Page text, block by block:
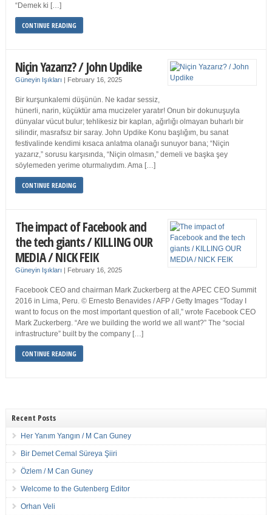
“Demek ki […]
CONTINUE READING
Niçin Yazarız? / John Updike
Güneyin Işıkları | February 16, 2025
Bir kurşunkalemi düşünün. Ne kadar sessiz,
hünerli, narin, küçüktür ama mucizeler yaratır! Onun bir dokunuşuyla
dünyalar vücut bulur; tehlikesiz bir kaplan, ağırlığı olmayan buharlı bir
silindir, masrafsız bir saray. John Updike Konu başlığım, bu sanat
festivalinde kendimi kısaca anlatma olanağı sunuyor bana; “Niçin
yazarız,” sorusu karşısında, “Niçin olmasın,” demeli ve başka şey
söylemeden yerime oturmalıydım. Ama […]
CONTINUE READING
The impact of Facebook and
the tech giants / KILLING OUR
MEDIA / NICK FEIK
Güneyin Işıkları | February 16, 2025
Facebook CEO and chairman Mark Zuckerberg at the APEC CEO Summit
2016 in Lima, Peru. © Ernesto Benavides / AFP / Getty Images “Today I
want to focus on the most important question of all,” wrote Facebook CEO
Mark Zuckerberg. “Are we building the world we all want?” The “social
infrastructure” built by the company […]
CONTINUE READING
Recent Posts
Her Yanım Yangın / M Can Guney
Bir Demet Cemal Süreya Şiiri
Özlem / M Can Guney
Welcome to the Gutenberg Editor
Orhan Veli